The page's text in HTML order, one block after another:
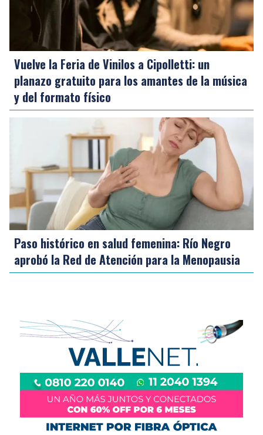
Vuelve la Feria de Vinilos a Cipolletti: un
planazo gratuito para los amantes de la música
y del formato físico
Paso histórico en salud femenina: Río Negro
aprobó la Red de Atención para la Menopausia